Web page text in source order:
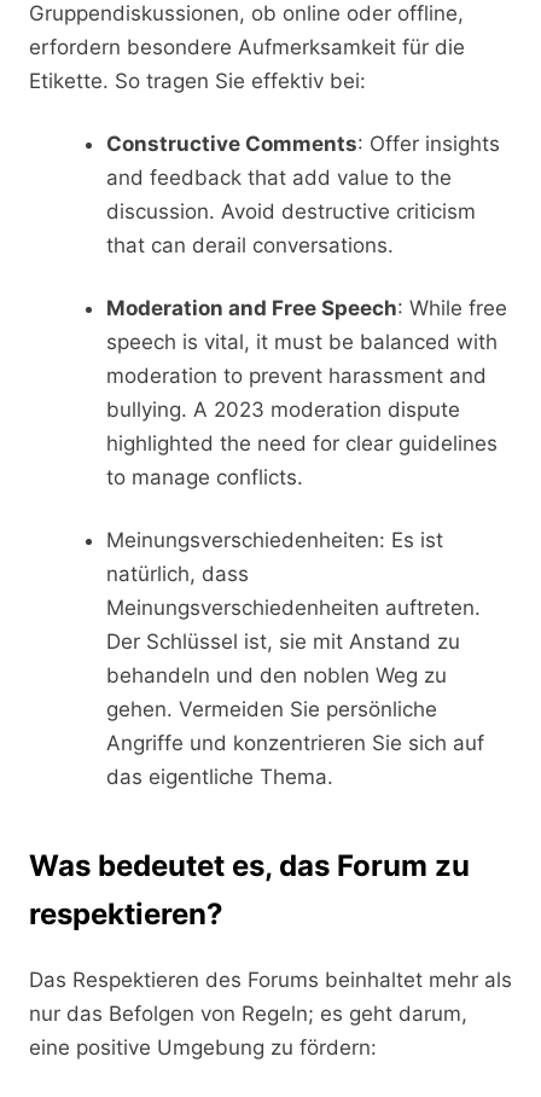
Gruppendiskussionen, ob online oder offline,
erfordern besondere Aufmerksamkeit für die
Etikette. So tragen Sie effektiv bei:
Constructive Comments: Offer insights
and feedback that add value to the
discussion. Avoid destructive criticism
that can derail conversations.
Moderation and Free Speech: While free
speech is vital, it must be balanced with
moderation to prevent harassment and
bullying. A 2023 moderation dispute
highlighted the need for clear guidelines
to manage conflicts.
Meinungsverschiedenheiten: Es ist
natürlich, dass
Meinungsverschiedenheiten auftreten.
Der Schlüssel ist, sie mit Anstand zu
behandeln und den noblen Weg zu
gehen. Vermeiden Sie persönliche
Angriffe und konzentrieren Sie sich auf
das eigentliche Thema.
Was bedeutet es, das Forum zu
respektieren?
Das Respektieren des Forums beinhaltet mehr als
nur das Befolgen von Regeln; es geht darum,
eine positive Umgebung zu fördern: